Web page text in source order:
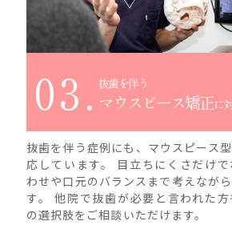
03. 抜歯を伴う
マウスピース矯正に
抜歯を伴う症例にも、マウスピース
応しています。 目立ちにくさだけ
わせや口元のバランスまで考えなが
す。 他院で抜歯が必要と言われた
の選択肢をご相談いただけます。